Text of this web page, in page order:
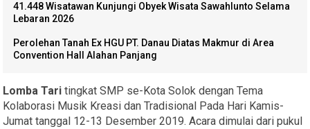
41.448 Wisatawan Kunjungi Obyek Wisata Sawahlunto Selama
Lebaran 2026
Perolehan Tanah Ex HGU PT. Danau Diatas Makmur di Area
Convention Hall Alahan Panjang
Lomba Taritingkat SMP se-Kota Solok dengan Tema
Kolaborasi Musik Kreasi dan Tradisional Pada Hari Kamis-
Jumat tanggal 12-13 Desember 2019. Acara dimulai dari pukul